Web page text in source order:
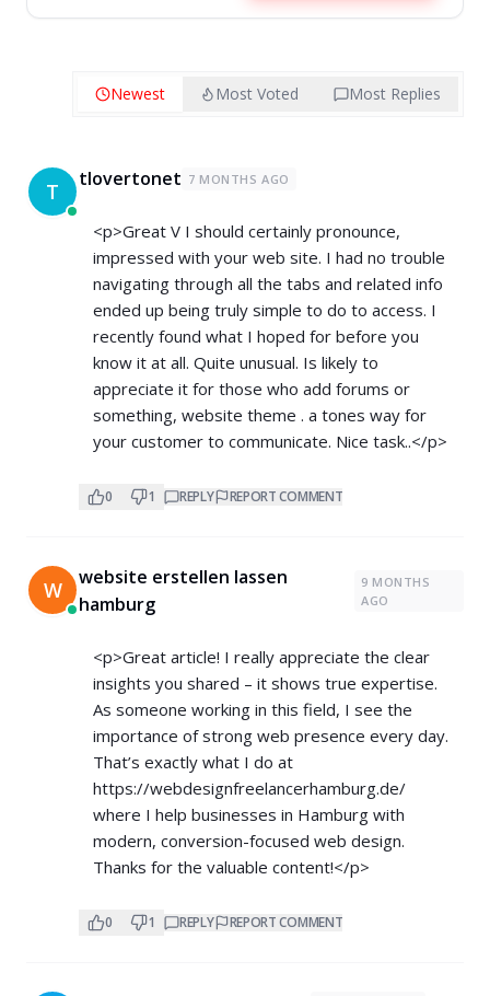
Newest Most Voted Most Replies
T tlovertonet 7 MONTHS AGO
<p>Great V I should certainly pronounce,
impressed with your web site. I had no trouble
navigating through all the tabs and related info
ended up being truly simple to do to access. I
recently found what I hoped for before you
know it at all. Quite unusual. Is likely to
appreciate it for those who add forums or
something, website theme . a tones way for
your customer to communicate. Nice task..</p>
0 1 REPLY REPORT COMMENT
W
website erstellen lassen
hamburg
9 MONTHS
AGO
<p>Great article! I really appreciate the clear
insights you shared – it shows true expertise.
As someone working in this field, I see the
importance of strong web presence every day.
That’s exactly what I do at
https://webdesignfreelancerhamburg.de/
where I help businesses in Hamburg with
modern, conversion-focused web design.
Thanks for the valuable content!</p>
0 1 REPLY REPORT COMMENT